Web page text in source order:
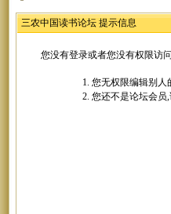
三农中国读书论坛 提示信息
您没有登录或者您没有权限访
您无权限编辑别人
您还不是论坛会员